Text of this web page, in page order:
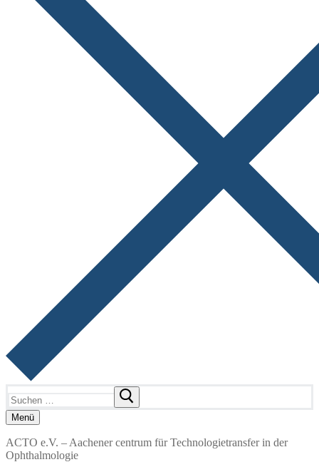
nach:
Menü
ACTO e.V. – Aachener centrum für Technologietransfer in der
Ophthalmologie